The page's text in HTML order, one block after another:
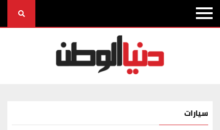
سيارات